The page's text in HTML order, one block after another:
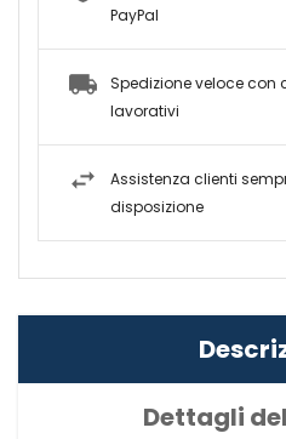
PayPal
Spedizione veloce con
lavorativi
Assistenza clienti
disposizione
Dettagli